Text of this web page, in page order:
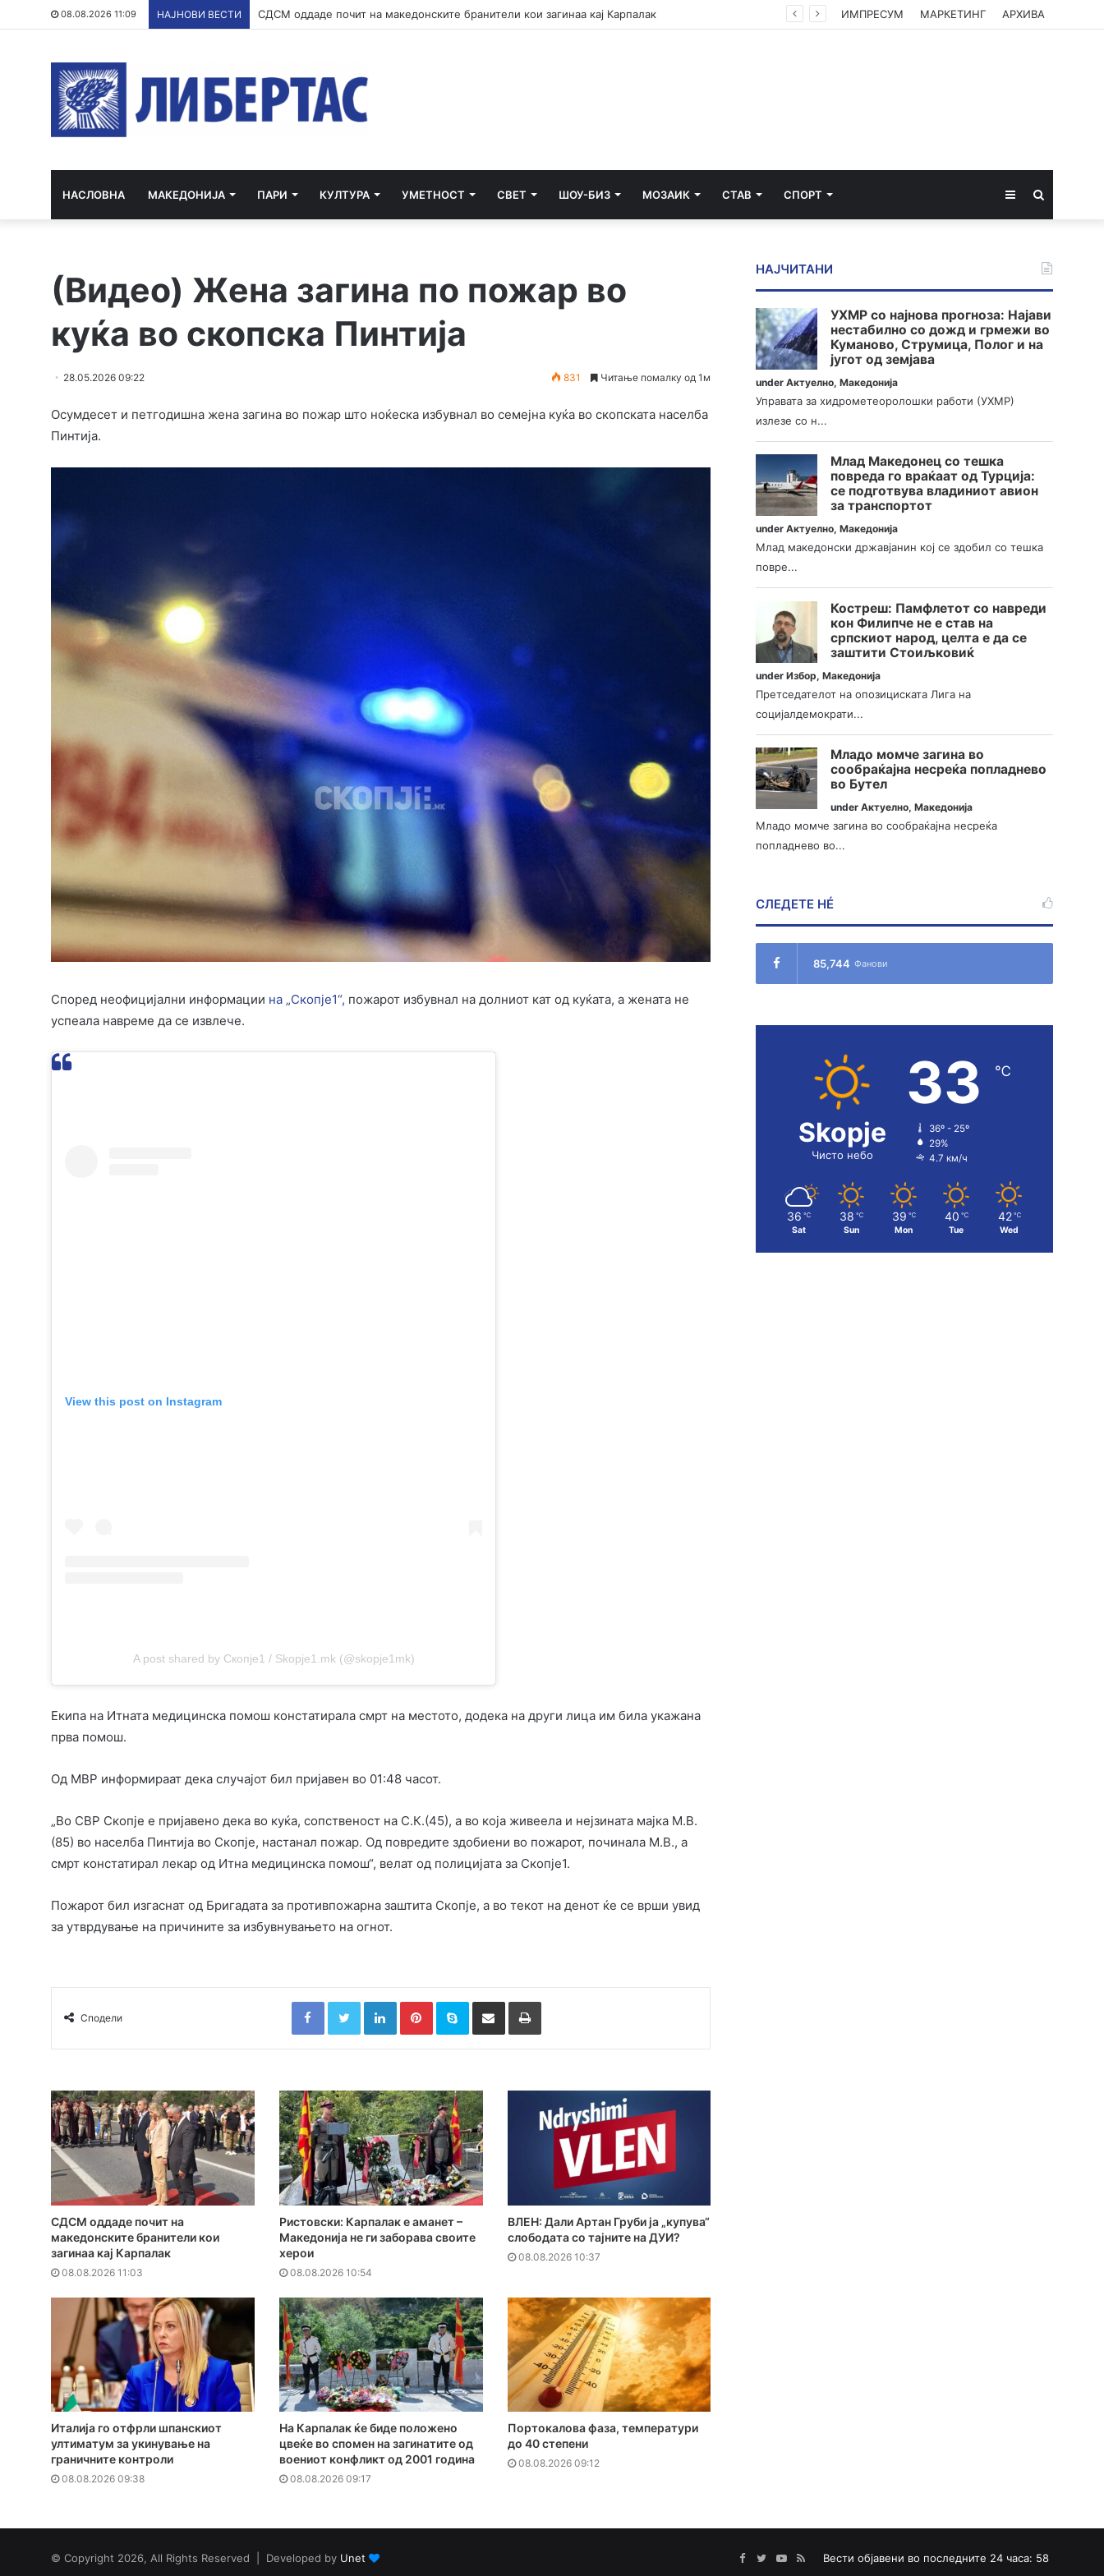
08.08.2026 11:09 НАЈНОВИ ВЕСТИ Ристовски: Карпалак е аманет – Македонија не ги заборава своите херои ИМПРЕСУМ МАРКЕТИНГ АРХИВА
НАСЛОВНА МАКЕДОНИЈА ПАРИ КУЛТУРА УМЕТНОСТ СВЕТ ШОУ-БИЗ МОЗАИК СТАВ СПОРТ Sidebar
(Видео) Жена загина по пожар во
куќа во скопска Пинтија
28.05.2026 09:22 831 Читање помалку од 1м
Осумдесет и петгодишна жена загина во пожар што ноќеска избувнал во семејна куќа во скопската населба
Пинтија.
Според неофицијални информации на „Скопје1“, пожарот избувнал на долниот кат од куќата, а жената не
успеала навреме да се извлече.
View this post on Instagram
A post shared by Скопје1 / Skopje1.mk (@skopje1mk)
Екипа на Итната медицинска помош констатирала смрт на местото, додека на други лица им била укажана
прва помош.
Од МВР информираат дека случајот бил пријавен во 01:48 часот.
„Во СВР Скопје е пријавено дека во куќа, сопственост на С.К.(45), а во која живеела и нејзината мајка М.В.
(85) во населба Пинтија во Скопје, настанал пожар. Од повредите здобиени во пожарот, починала М.В., а
смрт констатирал лекар од Итна медицинска помош“, велат од полицијата за Скопје1.
Пожарот бил изгаснат од Бригадата за противпожарна заштита Скопје, а во текот на денот ќе се врши увид
за утврдување на причините за избувнувањето на огнот.
Сподели
FacebookTwitterLinkedInPinterestSkype Сподели преку Е-маил Испринтај
СДСМ оддаде почит на
македонските бранители кои
загинаа кај Карпалак
08.08.2026 11:03
Ристовски: Карпалак е аманет –
Македонија не ги заборава своите
херои
08.08.2026 10:54
ВЛЕН: Дали Артан Груби ја „купува“
слободата со тајните на ДУИ?
08.08.2026 10:37
Италија го отфрли шпанскиот
ултиматум за укинување на
граничните контроли
08.08.2026 09:38
На Карпалак ќе биде положено
цвеќе во спомен на загинатите од
воениот конфликт од 2001 година
08.08.2026 09:17
Портокалова фаза, температури
до 40 степени
08.08.2026 09:12
НАЈЧИТАНИ
УХМР со најнова прогноза: Најави
нестабилно со дожд и грмежи во
Куманово, Струмица, Полог и на
југот од земјава
underАктуелно,Македонија
Управата за хидрометеоролошки работи (УХМР)
излезе со н...
Млад Македонец со тешка
повреда го враќаат од Турција:
се подготвува владиниот авион
за транспортот
underАктуелно,Македонија
Млад македонски државјанин кој се здобил со тешка
повре...
Костреш: Памфлетот со навреди
кон Филипче не е став на
српскиот народ, целта е да се
заштити Стоиљковиќ
underИзбор,Македонија
Претседателот на опозициската Лига на
социјалдемократи...
Младо момче загина во
сообраќајна несреќа попладнево
во Бутел
underАктуелно,Македонија
Младо момче загина во сообраќајна несреќа
попладнево во...
СЛЕДЕТЕ НÉ
85,744 Фанови
Skopje
Чисто небо
33 ℃
36º - 25º
29%
4.7 км/ч
36 ℃
Sat
38 ℃
Sun
39 ℃
Mon
40 ℃
Tue
42 ℃
Wed
© Copyright 2026, All Rights Reserved | Developed by Unet Вести објавени во последните 24 часа: 58
Facebook
TwitterYouTube
RSS